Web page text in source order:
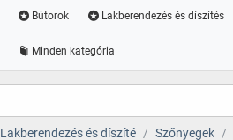
Bútorok Lakberendezés és díszítés
Minden kategória
Lakberendezés és díszíté Szőnyegek